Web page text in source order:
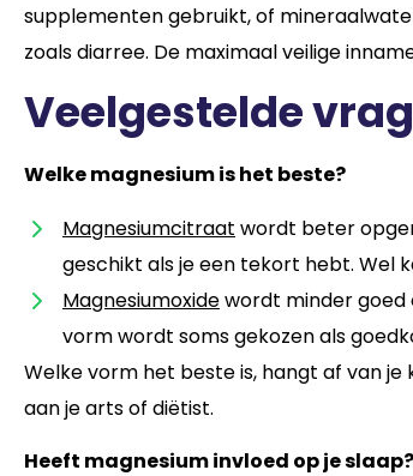
supplementen gebruikt, of
zoals diarree. De maximaal veilige
Veelgestelde
Welke magnesium is het beste?
Magnesiumcitraat wordt beter
geschikt als je een tekort hebt. Wel
Magnesiumoxidewordt minder goed
vorm wordt soms gekozen als
Welke vorm het beste is, hangt af van
aan je arts of diëtist.
Heeft magnesium invloed op je slaap?